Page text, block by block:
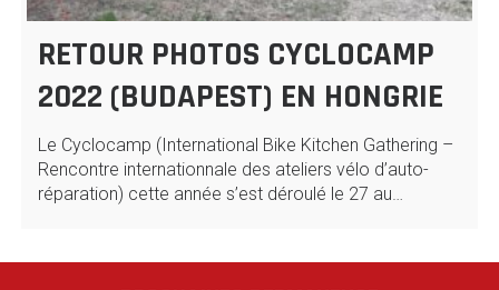
RETOUR PHOTOS CYCLOCAMP
2022 (BUDAPEST) EN HONGRIE
Le Cyclocamp (International Bike Kitchen Gathering –
Rencontre internationnale des ateliers vélo d’auto-
réparation) cette année s’est déroulé le 27 au…